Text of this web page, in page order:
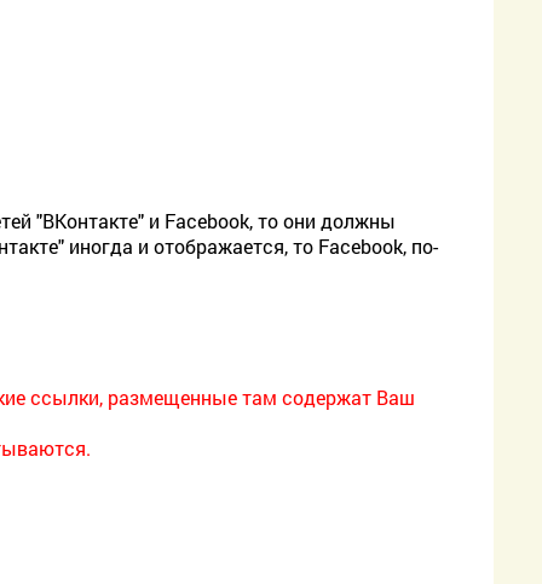
"ВКонтакте" и Facebook, то они должны
иногда и отображается, то Facebook, по-
ссылки, размещенные там содержат Ваш